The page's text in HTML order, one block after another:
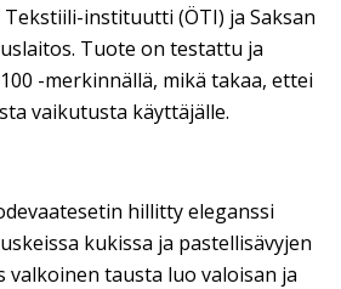
instituutti (ÖTI) ja Saksan
Tuote on testattu ja
-merkinnällä, mikä takaa, ettei
vaikutusta käyttäjälle.
hillitty eleganssi
kukissa ja pastellisävyjen
valkoinen tausta luo valoisan ja